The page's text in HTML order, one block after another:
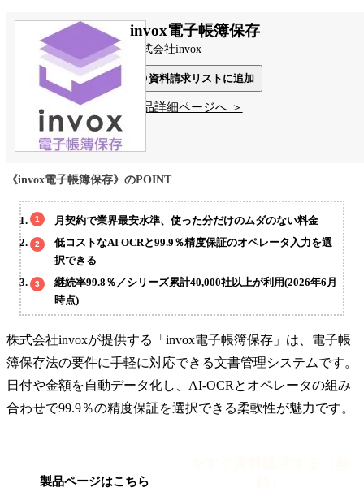
invox電子帳簿保存
株式会社invox
資料請求リストに追加
製品詳細ページへ ＞
《invox電子帳簿保存》のPOINT
月契約で業界最安水準、使った分だけのムダのない料金
低コストなAI OCRと99.9％精度保証のオペレータ入力を選
択できる
継続率99.8％／シリーズ累計40,000社以上が利用(2026年6月
時点)
株式会社invoxが提供する「invox電子帳簿保存」は、電子帳
簿保存法の要件に手軽に対応できる文書管理システムです。
日付や金額を自動データ化し、AI-OCRとオペレータの組み
合わせで99.9％の精度保証を選択できる柔軟性が魅力です。
製品ページはこちら